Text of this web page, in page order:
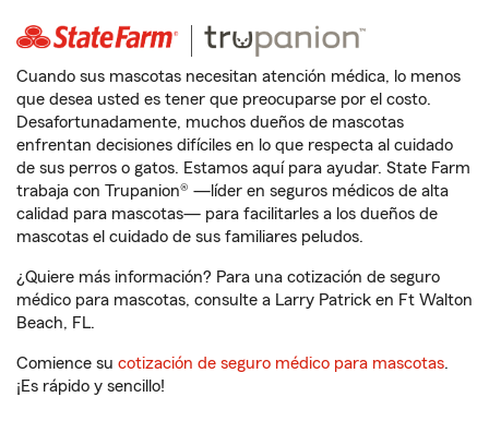
Cuando sus mascotas necesitan atención médica, lo menos
que desea usted es tener que preocuparse por el costo.
Desafortunadamente, muchos dueños de mascotas
enfrentan decisiones difíciles en lo que respecta al cuidado
de sus perros o gatos. Estamos aquí para ayudar. State Farm
trabaja con Trupanion® —líder en seguros médicos de alta
calidad para mascotas— para facilitarles a los dueños de
mascotas el cuidado de sus familiares peludos.
¿Quiere más información? Para una cotización de seguro
médico para mascotas, consulte a Larry Patrick en Ft Walton
Beach, FL.
Comience su cotización de seguro médico para mascotas.
¡Es rápido y sencillo!